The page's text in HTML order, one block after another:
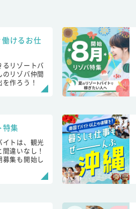
けるお仕
リゾートバ
リゾバ仲間
作ろう！
特集
イトは、観光
違いなし！
募集も開始し